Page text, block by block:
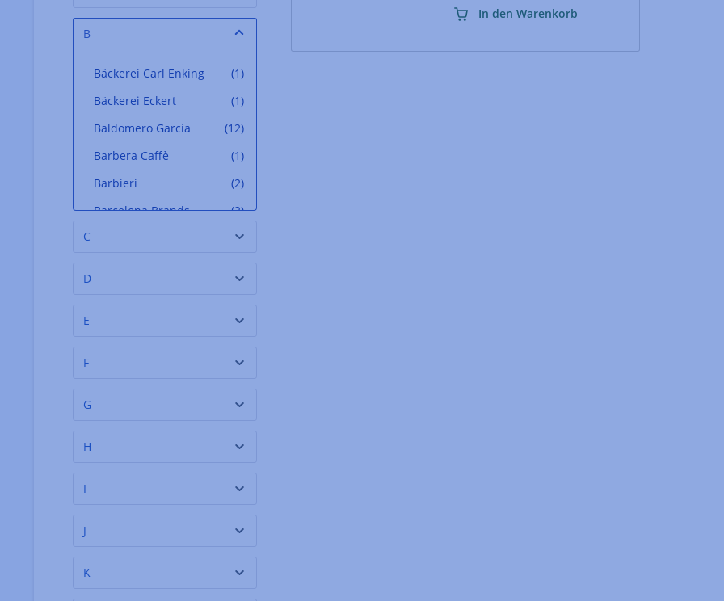
B
(1)
Bäckerei Carl Enking
(1)
Bäckerei Eckert
(12)
Baldomero García
(1)
Barbera Caffè
(2)
Barbieri
(2)
Barcelona Brands
(2)
Luz
(7)
(5)
(1)
(1)
C
D
E
F
G
H
I
J
K
In den Warenkorb